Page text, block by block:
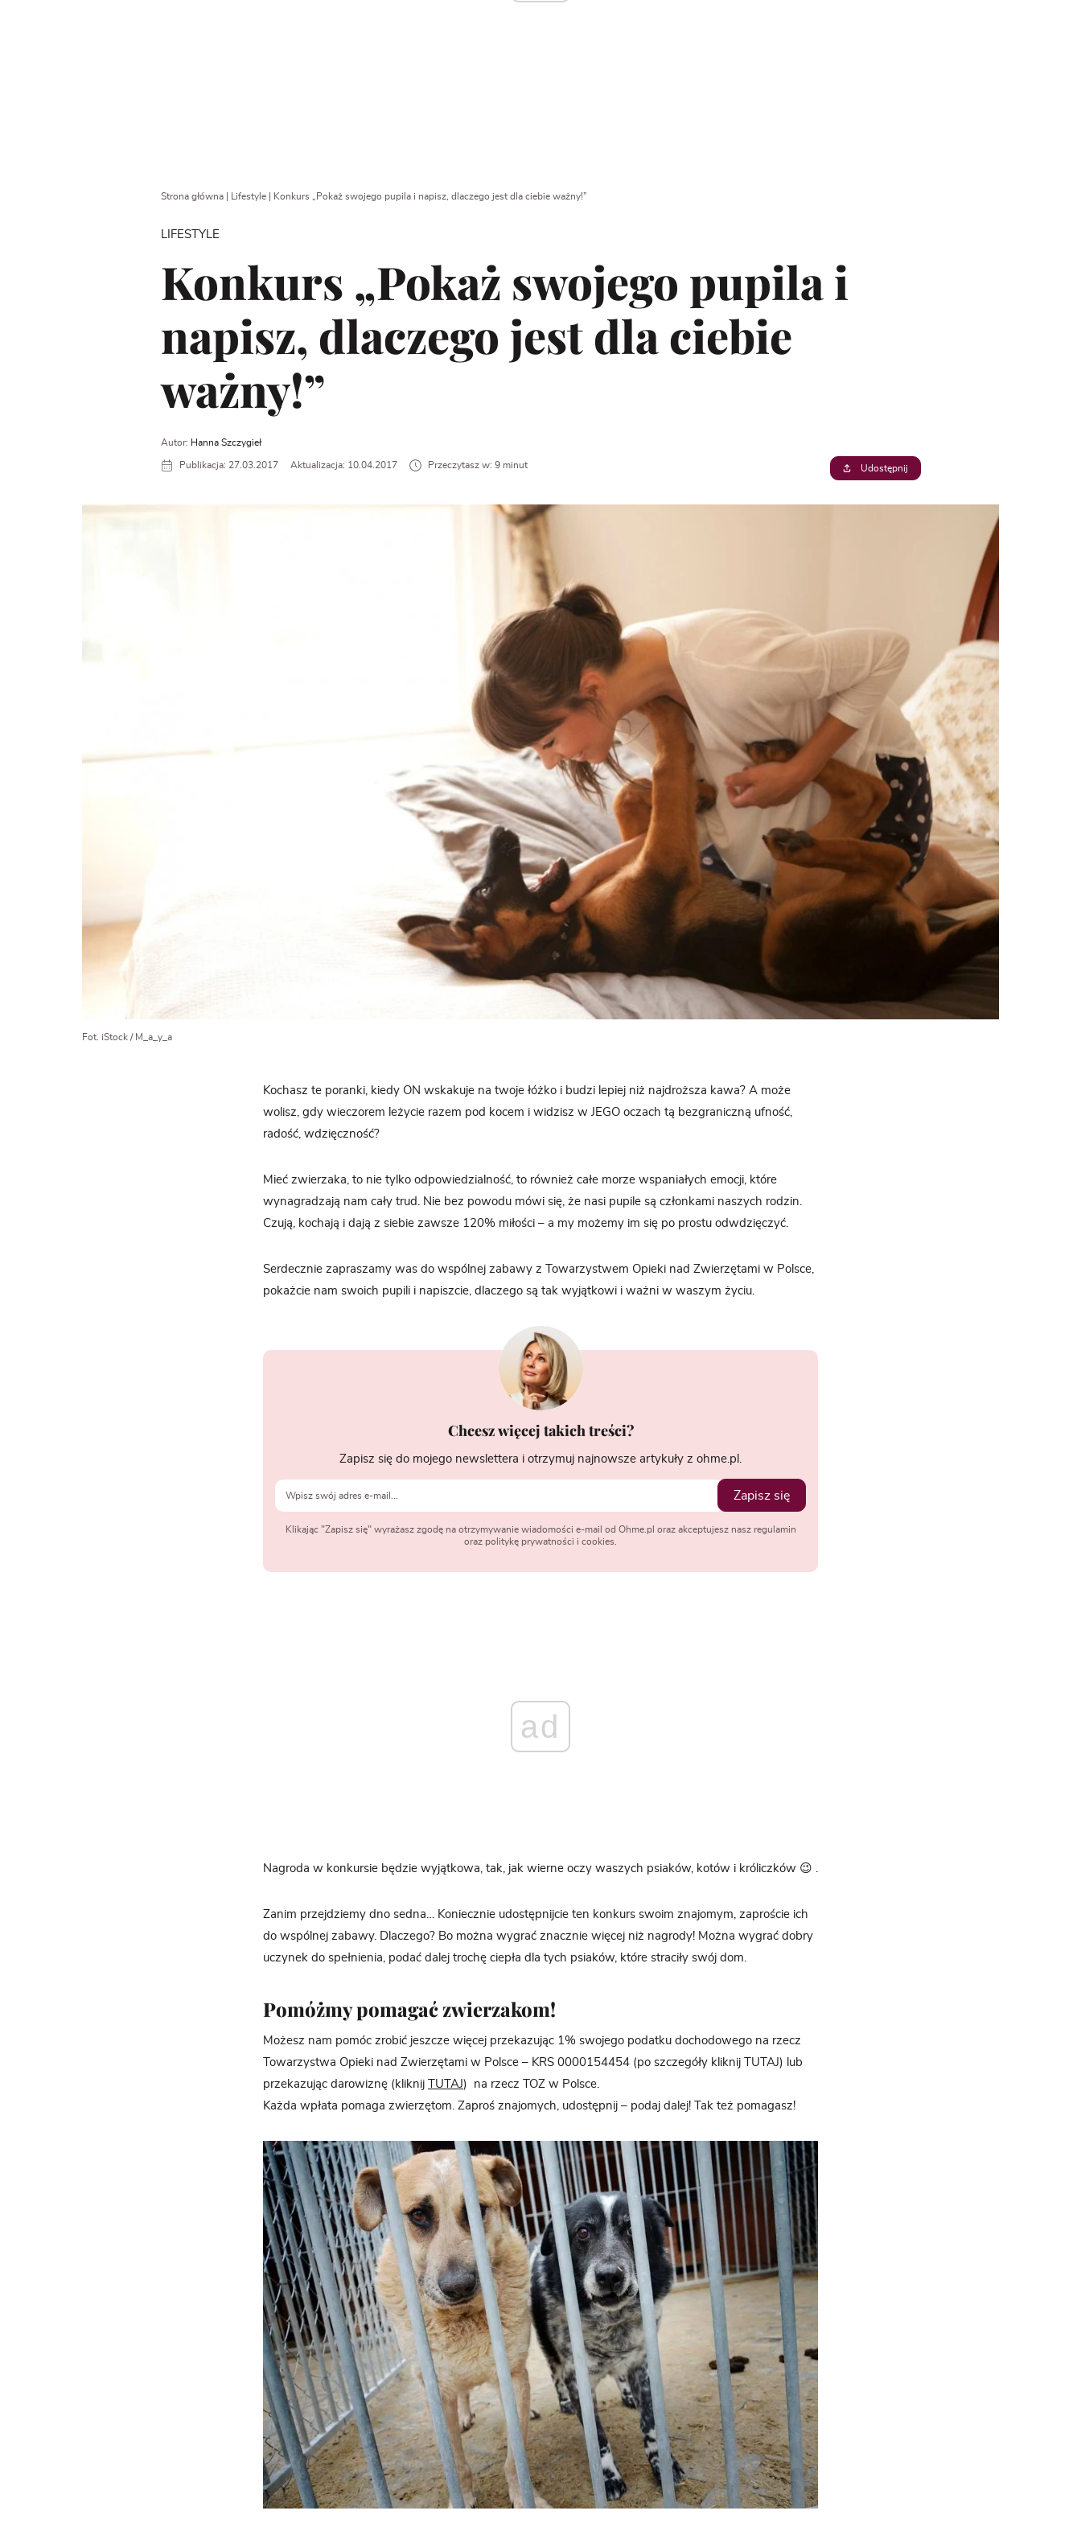
Strona główna| Lifestyle| Konkurs „Pokaż swojego pupila i napisz, dlaczego jest dla ciebie ważny!”
LIFESTYLE
Konkurs „Pokaż swojego pupila i
napisz, dlaczego jest dla ciebie
ważny!”
Autor: Hanna Szczygieł
Publikacja: 27.03.2017 Aktualizacja: 10.04.2017 Przeczytasz w: 9 minut Udostępnij
Fot. iStock / M_a_y_a
Kochasz te poranki, kiedy ON wskakuje na twoje łóżko i budzi lepiej niż najdroższa kawa? A może
wolisz, gdy wieczorem leżycie razem pod kocem i widzisz w JEGO oczach tą bezgraniczną ufność,
radość, wdzięczność?
Mieć zwierzaka, to nie tylko odpowiedzialność, to również całe morze wspaniałych emocji, które
wynagradzają nam cały trud. Nie bez powodu mówi się, że nasi pupile są członkami naszych rodzin.
Czują, kochają i dają z siebie zawsze 120% miłości – a my możemy im się po prostu odwdzięczyć.
Serdecznie zapraszamy was do wspólnej zabawy z Towarzystwem Opieki nad Zwierzętami w Polsce,
pokażcie nam swoich pupili i napiszcie, dlaczego są tak wyjątkowi i ważni w waszym życiu.
Chcesz więcej takich treści?
Zapisz się do mojego newslettera i otrzymuj najnowsze artykuły z ohme.pl.
Zapisz się
Klikając "Zapisz się" wyrażasz zgodę na otrzymywanie wiadomości e-mail od Ohme.pl oraz akceptujesz nasz regulamin
oraz politykę prywatności i cookies.
ad
Nagroda w konkursie będzie wyjątkowa, tak, jak wierne oczy waszych psiaków, kotów i króliczków 😉 .
Zanim przejdziemy dno sedna… Koniecznie udostępnijcie ten konkurs swoim znajomym, zaproście ich
do wspólnej zabawy. Dlaczego? Bo można wygrać znacznie więcej niż nagrody! Można wygrać dobry
uczynek do spełnienia, podać dalej trochę ciepła dla tych psiaków, które straciły swój dom.
Pomóżmy pomagać zwierzakom!
Możesz nam pomóc zrobić jeszcze więcej przekazując 1% swojego podatku dochodowego na rzecz
Towarzystwa Opieki nad Zwierzętami w Polsce – KRS 0000154454 (po szczegóły kliknij TUTAJ) lub
przekazując darowiznę (kliknij
TUTAJ) na rzecz TOZ w Polsce.
Każda wpłata pomaga zwierzętom. Zaproś znajomych, udostępnij – podaj dalej! Tak też pomagasz!